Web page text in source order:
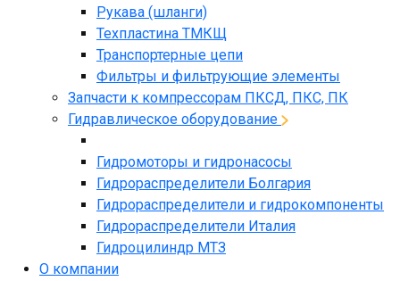
Рукава (шланги)
Техпластина ТМКЩ
Транспортерные цепи
Фильтры и фильтрующие элементы
Запчасти к компрессорам ПКСД, ПКС, ПК
Гидравлическое оборудование
Гидромоторы и гидронасосы
Гидрораспределители Болгария
Гидрораспределители и гидрокомпоненты
Гидрораспределители Италия
Гидроцилиндр МТЗ
О компании